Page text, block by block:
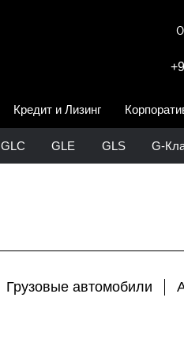
Кредит и Лизинг
GLC GLE GLS G-
Грузовые автомобили